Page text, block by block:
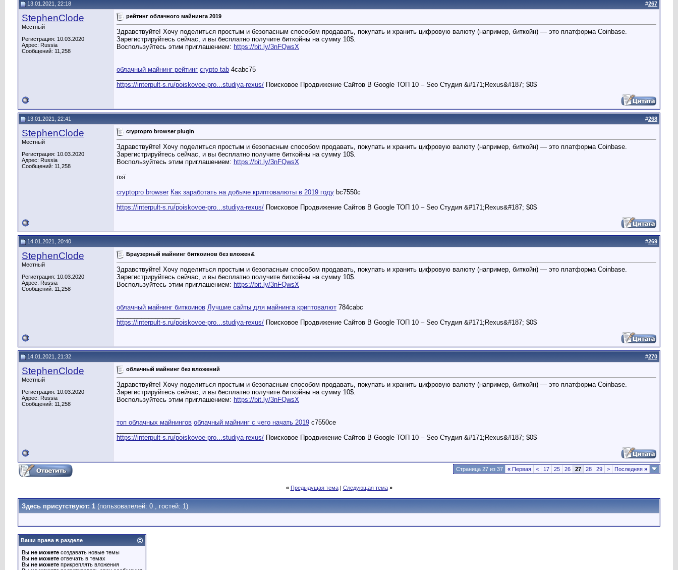
13.01.2021, 22:18 #267
StephenClode
Местный
Регистрация: 10.03.2020
Адрес: Russia
Сообщений: 11,258
рейтинг облачного майнинга 2019
Здравствуйте! Хочу поделиться простым и безопасным способом продавать, покупать и хранить цифровую валюту (например, биткойн) — это платформа Coinbase.
Зарегистрируйтесь сейчас, и вы бесплатно получите биткойны на сумму 10$.
Воспользуйтесь этим приглашением: https://bit.ly/3nFQwsX
облачный майнинг рейтинг crypto tab 4cabc75
https://interpult-s.ru/poiskovoe-pro...studiya-rexus/ Поисковое Продвижение Сайтов В Google ТОП 10 – Seo Студия &#171;Rexus&#187; $0$
13.01.2021, 22:41 #268
StephenClode
Местный
Регистрация: 10.03.2020
Адрес: Russia
Сообщений: 11,258
cryptopro browser plugin
Здравствуйте! Хочу поделиться простым и безопасным способом продавать, покупать и хранить цифровую валюту (например, биткойн) — это платформа Coinbase.
Зарегистрируйтесь сейчас, и вы бесплатно получите биткойны на сумму 10$.
Воспользуйтесь этим приглашением: https://bit.ly/3nFQwsX
п»ї
cryptopro browser Как заработать на добыче криптовалюты в 2019 году bc7550c
https://interpult-s.ru/poiskovoe-pro...studiya-rexus/ Поисковое Продвижение Сайтов В Google ТОП 10 – Seo Студия &#171;Rexus&#187; $0$
14.01.2021, 20:40 #269
StephenClode
Местный
Регистрация: 10.03.2020
Адрес: Russia
Сообщений: 11,258
Браузерный майнинг биткоинов без вложен&
Здравствуйте! Хочу поделиться простым и безопасным способом продавать, покупать и хранить цифровую валюту (например, биткойн) — это платформа Coinbase.
Зарегистрируйтесь сейчас, и вы бесплатно получите биткойны на сумму 10$.
Воспользуйтесь этим приглашением: https://bit.ly/3nFQwsX
облачный майнинг биткоинов Лучшие сайты для майнинга криптовалют 784cabc
https://interpult-s.ru/poiskovoe-pro...studiya-rexus/ Поисковое Продвижение Сайтов В Google ТОП 10 – Seo Студия &#171;Rexus&#187; $0$
14.01.2021, 21:32 #270
StephenClode
Местный
Регистрация: 10.03.2020
Адрес: Russia
Сообщений: 11,258
облачный майнинг без вложений
Здравствуйте! Хочу поделиться простым и безопасным способом продавать, покупать и хранить цифровую валюту (например, биткойн) — это платформа Coinbase.
Зарегистрируйтесь сейчас, и вы бесплатно получите биткойны на сумму 10$.
Воспользуйтесь этим приглашением: https://bit.ly/3nFQwsX
топ облачных майнингов облачный майнинг с чего начать 2019 c7550ce
https://interpult-s.ru/poiskovoe-pro...studiya-rexus/ Поисковое Продвижение Сайтов В Google ТОП 10 – Seo Студия &#171;Rexus&#187; $0$
Страница 27 из 37 « Первая < 17 25 26 27 28 29 > Последняя »
« Предыдущая тема| Следующая тема »
Здесь присутствуют: 1 (пользователей: 0 , гостей: 1)
Ваши права в разделе
Вы не можете создавать новые темы
Вы не можете отвечать в темах
Вы не можете прикреплять вложения